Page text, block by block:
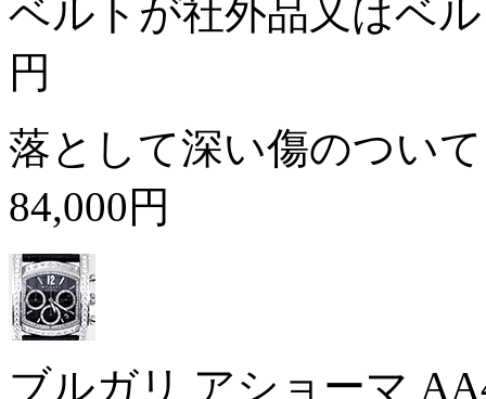
ベルトが社外品又はベ
円
落として深い傷のつい
84,000円
ブルガリ アショーマ